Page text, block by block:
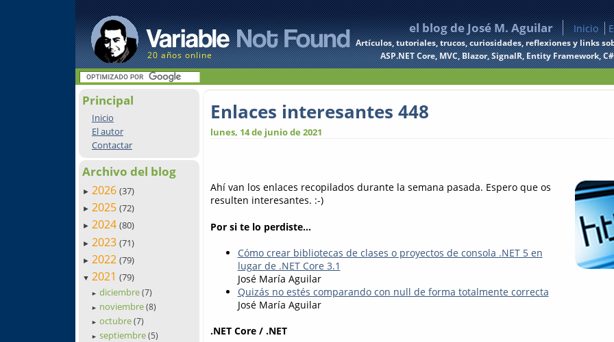
20 años online
el blog de José M. Aguilar Inicio
Artículos, tutoriales, trucos, curiosidades, reflexiones y links
ASP.NET Core, MVC, Blazor, SignalR, Entity Framework,
Principal
Inicio
El autor
Contactar
Archivo del blog
► 2026 (37)
► 2025 (72)
► 2024 (80)
► 2023 (71)
► 2022 (79)
▼ 2021 (79)
► diciembre(7)
► noviembre(8)
► octubre(7)
► septiembre(5)
Enlaces interesantes 448
lunes, 14 de junio de 2021
Ahí van los enlaces recopilados durante la semana pasada. Espero que os
resulten interesantes. :-)
Por si te lo perdiste...
Cómo crear bibliotecas de clases o proyectos de consola .NET 5 en
lugar de .NET Core 3.1
José María Aguilar
Quizás no estés comparando con null de forma totalmente correcta
José María Aguilar
.NET Core / .NET